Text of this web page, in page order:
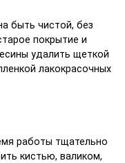
быть чистой, без
покрытие и
удалить щеткой
лакокрасочных
работы тщательно
кистью, валиком,